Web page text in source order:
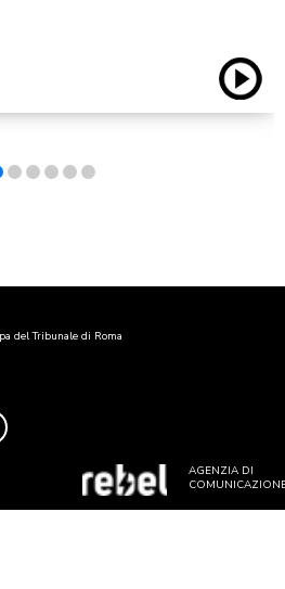
del Tribunale di Roma
AGENZIA DI